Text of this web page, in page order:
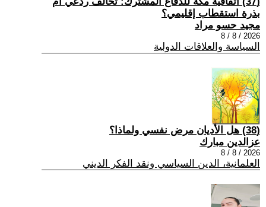
بذرة استقطاب إقليمي؟
مجيد حسو مراد
2026 / 8 / 8
السياسة والعلاقات الدولية
(38) هل الأديان مرض نفسي ولماذا؟
عزالدين مبارك
2026 / 8 / 8
العلمانية، الدين السياسي ونقد الفكر الديني